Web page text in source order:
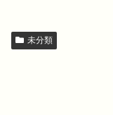
未分類